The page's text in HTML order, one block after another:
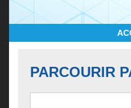
PARCOURIR